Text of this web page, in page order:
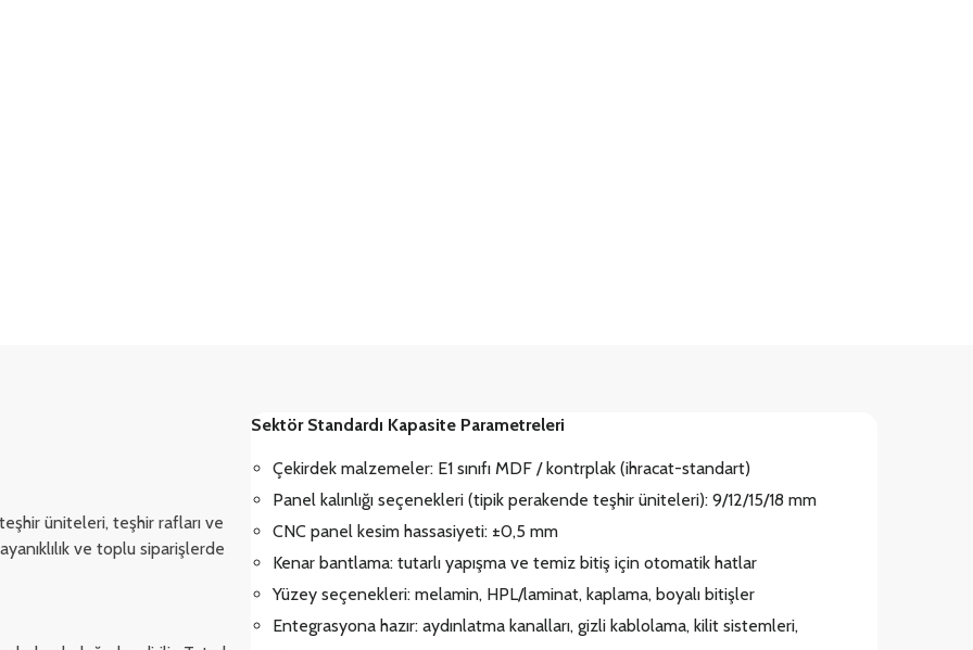
üniteleri, teşhir rafları ve
ve toplu siparişlerde
Sektör Standardı Kapasite Parametreleri
Çekirdek malzemeler: E1 sınıfı MDF / kontrplak (ihracat-standart)
Panel kalınlığı seçenekleri (tipik perakende teşhir üniteleri): 9/12/15/18 mm
CNC panel kesim hassasiyeti: ±0,5 mm
Kenar bantlama: tutarlı yapışma ve temiz bitiş için otomatik hatlar
Yüzey seçenekleri: melamin, HPL/laminat, kaplama, boyalı bitişler
Entegrasyona hazır: aydınlatma kanalları, gizli kablolama, kilit sistemleri,